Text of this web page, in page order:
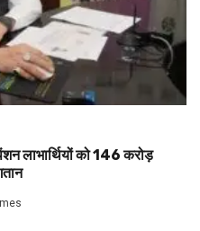
लाभार्थियों को 146 करोड़